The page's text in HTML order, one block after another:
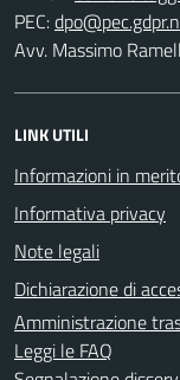
PEC:
Avv. Massimo
LINK UTILI
Informazioni in
Informativa privacy
Note legali
Dichiarazione di
Amministrazione
Leggi le FAQ